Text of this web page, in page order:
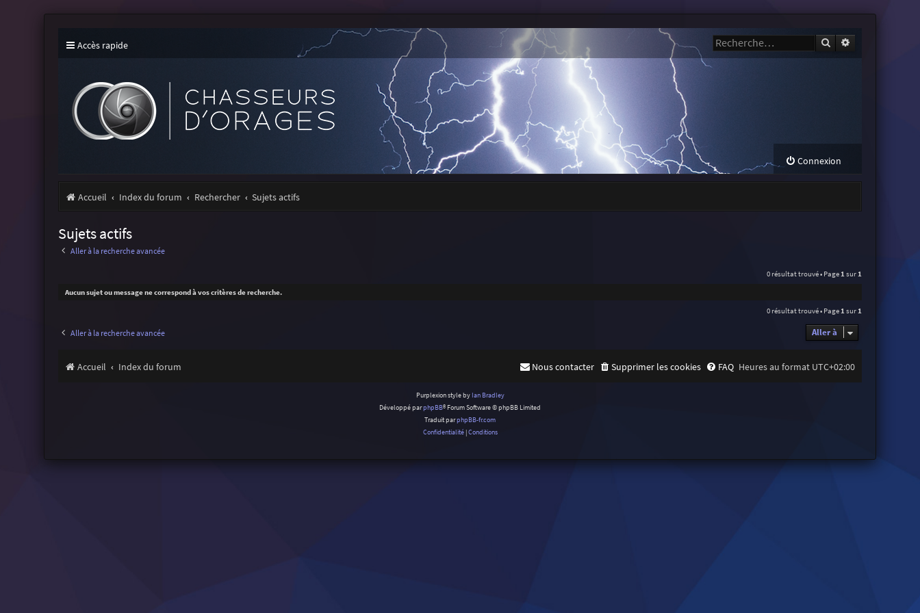
Accès rapide Rechercher
Connexion
Accueil Index du forum Rechercher Sujets actifs
Sujets actifs
Aller à la recherche avancée
0 résultat trouvé • Page 1 sur 1
Aucun sujet ou message ne correspond à vos critères de recherche.
0 résultat trouvé • Page 1 sur 1
Aller à la recherche avancée Aller à
Accueil Index du forum Heures au format UTC+02:00
FAQ
Supprimer les cookies
Nous contacter
Purplexion style by Ian Bradley
Développé parphpBB® Forum Software © phpBB Limited
Traduit parphpBB-fr.com
Confidentialité|Conditions